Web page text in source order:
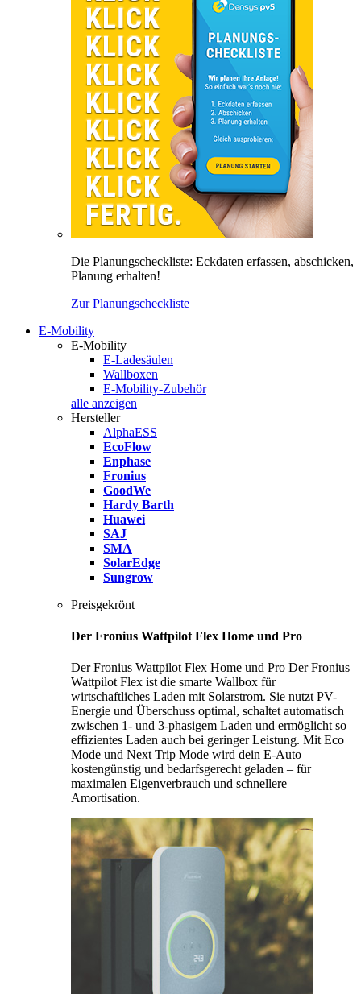
Die Planungscheckliste: Eckdaten erfassen, abschicken,
Planung erhalten!
Zur Planungscheckliste
E-Mobility
E-Mobility
E-Ladesäulen
Wallboxen
E-Mobility-Zubehör
alle anzeigen
Hersteller
AlphaESS
EcoFlow
Enphase
Fronius
GoodWe
Hardy Barth
Huawei
SAJ
SMA
SolarEdge
Sungrow
Preisgekrönt
Der Fronius Wattpilot Flex Home und Pro
Der Fronius Wattpilot Flex Home und Pro Der Fronius
Wattpilot Flex ist die smarte Wallbox für
wirtschaftliches Laden mit Solarstrom. Sie nutzt PV-
Energie und Überschuss optimal, schaltet automatisch
zwischen 1- und 3-phasigem Laden und ermöglicht so
effizientes Laden auch bei geringer Leistung. Mit Eco
Mode und Next Trip Mode wird dein E-Auto
kostengünstig und bedarfsgerecht geladen – für
maximalen Eigenverbrauch und schnellere
Amortisation.